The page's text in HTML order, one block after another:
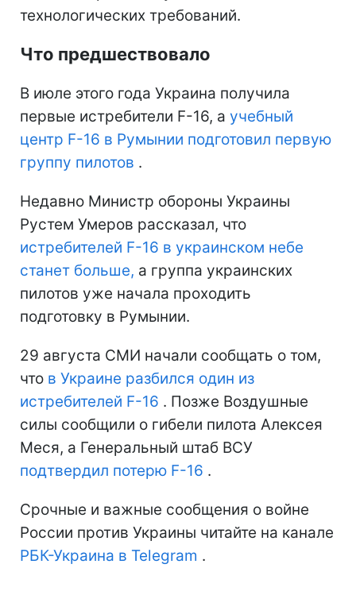
технологических требований.
Что предшествовало
В июле этого года Украина получила
первые истребители F-16, а учебный
центр F-16 в Румынии подготовил первую
группу пилотов .
Недавно Министр обороны Украины
Рустем Умеров рассказал, что
истребителей F-16 в украинском небе
станет больше, а группа украинских
пилотов уже начала проходить
подготовку в Румынии.
29 августа СМИ начали сообщать о том,
что в Украине разбился один из
истребителей F-16 . Позже Воздушные
силы сообщили о гибели пилота Алексея
Меся, а Генеральный штаб ВСУ
подтвердил потерю F-16 .
Срочные и важные сообщения о войне
России против Украины читайте на канале
РБК-Украина в Telegram .